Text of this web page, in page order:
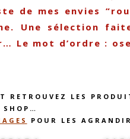
de mes envies
Une sélection
Le mot d’ordre :
RETROUVEZ LES
SHOP…
POUR LES